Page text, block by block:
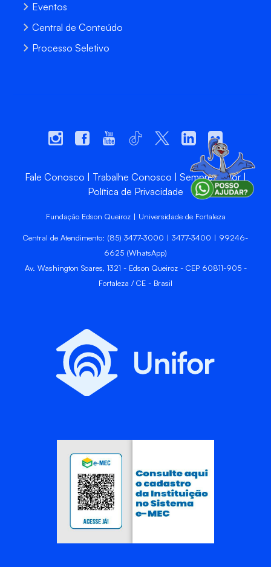
Eventos
Central de Conteúdo
Processo Seletivo
Fale Conosco Trabalhe Conosco
Sempre Unifor
Política de Privacidade
Fundação Edson Queiroz | Universidade de Fortaleza
Central de Atendimento: (85) 3477-3000 | 3477-3400 | 99246-
6625 (WhatsApp)
Av. Washington Soares, 1321 - Edson Queiroz - CEP 60811-905 -
Fortaleza / CE - Brasil